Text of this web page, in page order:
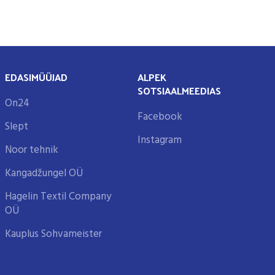
EDASIMÜÜJAD
On24
Slept
Noor tehnik
Kangadžungel OÜ
Hagelin Textil Company
OÜ
Kauplus Sohvameister
ALPEK
SOTSIAALMEEDIAS
Facebook
Instagram